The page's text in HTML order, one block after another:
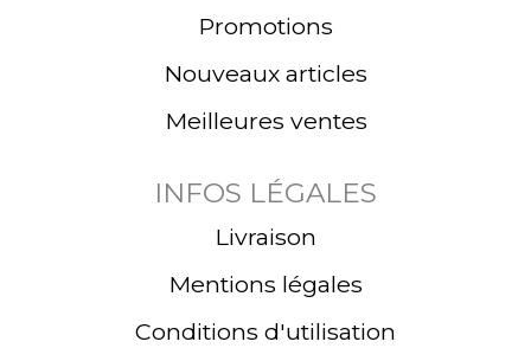
Promotions
Nouveaux articles
Meilleures ventes
INFOS LÉGALES
Livraison
Mentions légales
Conditions d'utilisation